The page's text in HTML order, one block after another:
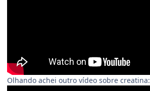
Olhando achei outro vídeo sobre creatina: